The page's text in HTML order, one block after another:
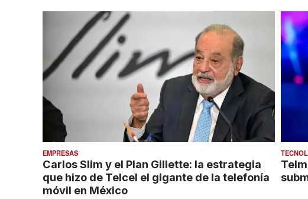
EMPRESAS
Carlos Slim y el Plan Gillette: la estrategia
que hizo de Telcel el gigante de la telefonía
móvil en México